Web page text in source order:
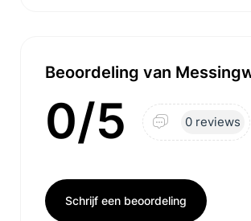
Beoordeling van
0/5 0 reviews
Schrijf een beoordeling